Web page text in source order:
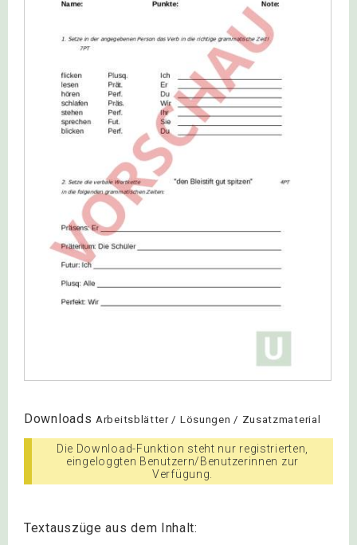
Downloads Arbeitsblätter / Lösungen / Zusatzmaterial
Die Download-Funktion steht nur registrierten,
eingeloggten Benutzern/Benutzerinnen zur
Verfügung.
Textauszüge aus dem Inhalt: